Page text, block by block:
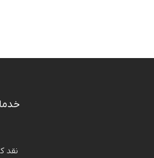
نقد